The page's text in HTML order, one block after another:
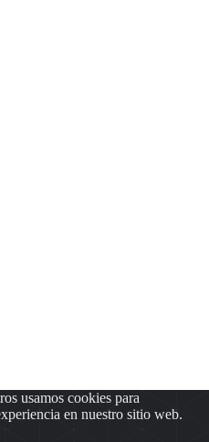
usamos cookies para
en nuestro sitio web.